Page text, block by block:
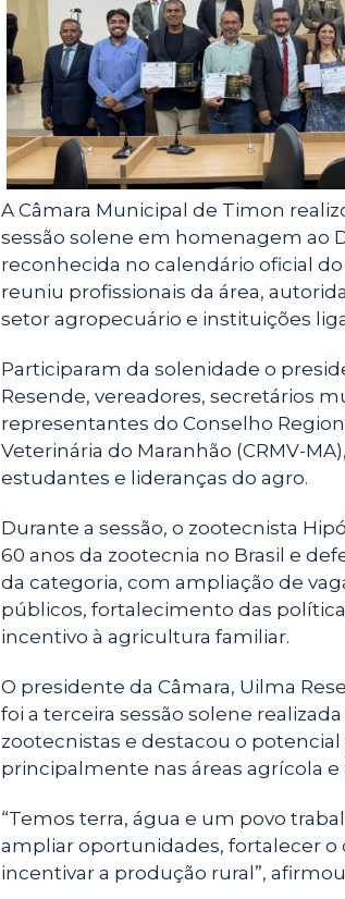
o
A
p
p
r
a
m
e
r
A Câmara Municipal de Timon
sessão solene em homenagem ao
reconhecida no calendário oficial
reuniu profissionais da área,
setor agropecuário e instituições
Participaram da solenidade o
Resende, vereadores, secretários
representantes do Conselho
Veterinária do Maranhão (CRMV-
estudantes e lideranças do agro.
Durante a sessão, o zootecnista
60 anos da zootecnia no Brasil e
da categoria, com ampliação de
públicos, fortalecimento das
incentivo à agricultura familiar.
O presidente da Câmara, Uilma
foi a terceira sessão solene
zootecnistas e destacou o
principalmente nas áreas agrícola e
“Temos terra, água e um povo
ampliar oportunidades, fortalecer o
incentivar a produção rural”,